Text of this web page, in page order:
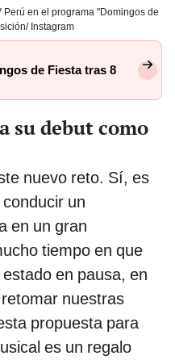
en el programa "Domingos de
Instagram
de Fiesta tras 8
su debut como
nuevo reto. Sí, es
un
en un gran
tiempo en que
en pausa, en
nuestras
propuesta para
es un regalo